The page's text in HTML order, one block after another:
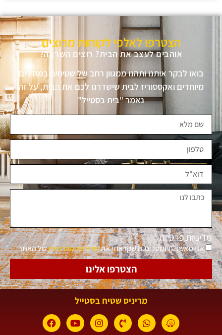
הצטרפו לאלפי לקוחות מרוצים
אוהבים לעצב את הבית? רוצים השראה?
בואו לבקר אותנו ותהנו ממגוון רחב של שטיחים במחירים
מיוחדים ואקססוריז לבית שישדרגו לכם את הבית, על זה
נאמר "בית בסטייל"
מדיניות פרטיות
אני מאשר.ת ומסכימ.ה שקראתי אתמדיניות הפרטיותשל האתר
הצטרפו אלינו
מריניס שטיח בסטייל